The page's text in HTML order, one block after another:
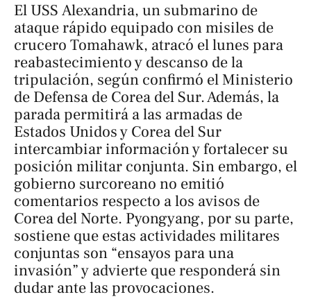
El USS Alexandria, un submarino de
ataque rápido equipado con misiles de
crucero Tomahawk, atracó el lunes para
reabastecimiento y descanso de la
tripulación, según confirmó el Ministerio
de Defensa de Corea del Sur. Además, la
parada permitirá a las armadas de
Estados Unidos y Corea del Sur
intercambiar información y fortalecer su
posición militar conjunta. Sin embargo, el
gobierno surcoreano no emitió
comentarios respecto a los avisos de
Corea del Norte. Pyongyang, por su parte,
sostiene que estas actividades militares
conjuntas son “ensayos para una
invasión” y advierte que responderá sin
dudar ante las provocaciones.